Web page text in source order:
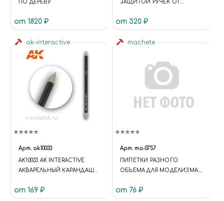
ПО ДЕРЕВУ
от 1820 ₽
ЗАЩИТОЙ РУЧЕК ОТ
от 320 ₽
ak-interactive
Арт. ak10033
AK10033 AK INTERACTIVE
АКВАРЕЛЬНЫЙ КАРАНДАШ
PENCIL: ALUMUNIUM
от 169 ₽
machete
Арт. ma-0757
ПИПЕТКИ РАЗНОГО
ОБЪЕМА ДЛЯ МОДЕЛИЗМА:
от 76 ₽